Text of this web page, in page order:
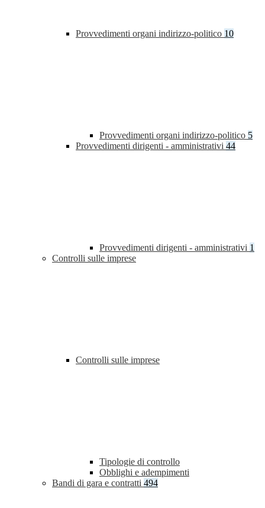
Provvedimenti organi indirizzo-politico 10
Provvedimenti organi indirizzo-politico 5
Provvedimenti dirigenti - amministrativi 44
Provvedimenti dirigenti - amministrativi 1
Controlli sulle imprese
Controlli sulle imprese
Tipologie di controllo
Obblighi e adempimenti
Bandi di gara e contratti 494